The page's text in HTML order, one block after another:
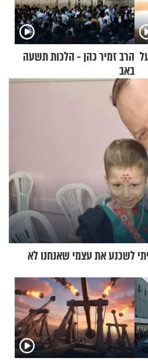
הרב זמיר כהן - הלכות תשעה
באב
לשכנע את עצמי שאנחנו לא